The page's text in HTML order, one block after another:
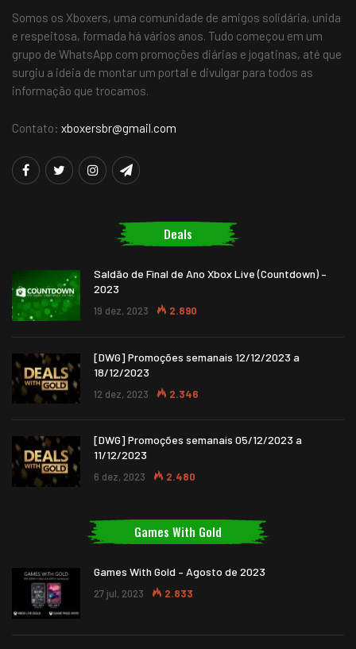
Somos os Xboxers, uma comunidade de amigos solidária, unida
e respeitosa, formada há vários anos. Tudo começou em um
grupo de WhatsApp com promoções diárias e jogatinas, até que
surgiu a ideia de montar um portal e divulgar para todos as
informação que trocamos.
Contato: xboxersbr@gmail.com
Deals
Saldão de Final de Ano Xbox Live (Countdown) –
2023
19 dez, 2023 2.890
[DWG] Promoções semanais 12/12/2023 a
18/12/2023
12 dez, 2023 2.346
[DWG] Promoções semanais 05/12/2023 a
11/12/2023
6 dez, 2023 2.480
Games With Gold
Games With Gold – Agosto de 2023
27 jul, 2023 2.833